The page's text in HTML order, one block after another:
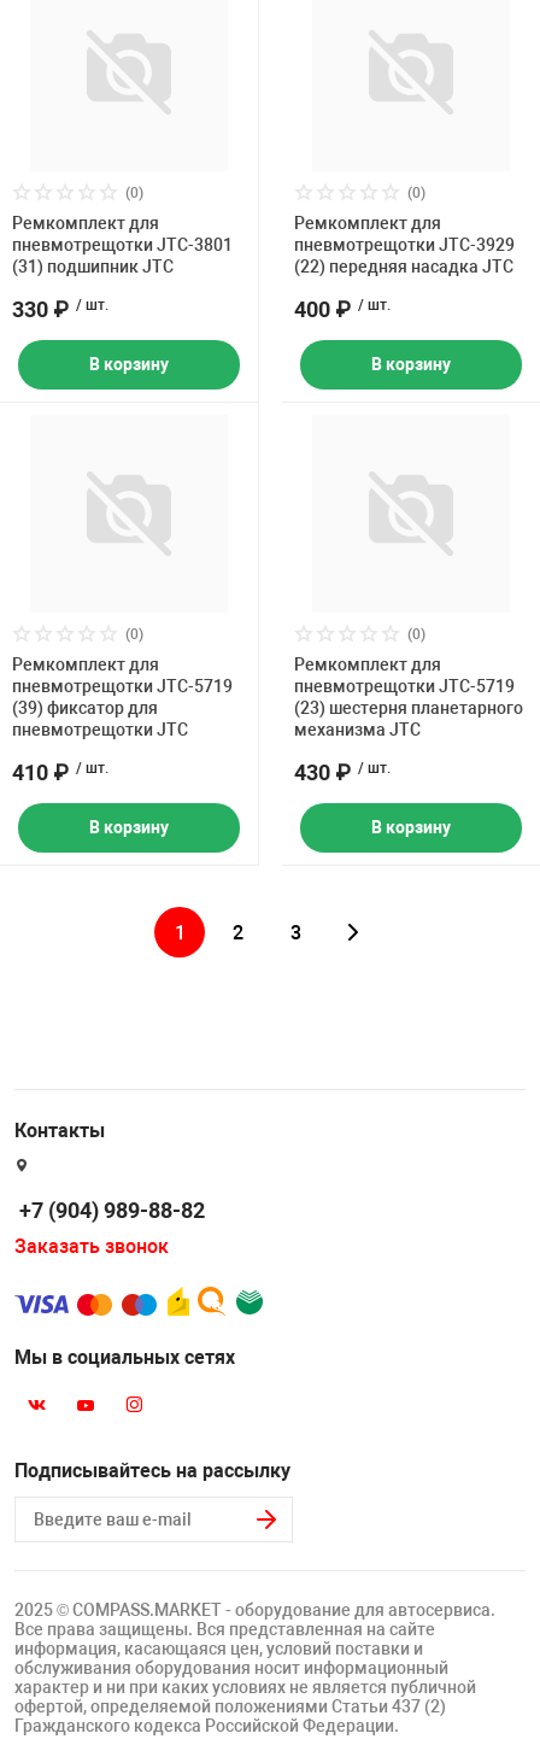
(0)
Ремкомплект для
пневмотрещотки JTC-3801
(31) подшипник JTC
330 ₽ / шт.
В корзину
(0)
Ремкомплект для
пневмотрещотки JTC-3929
(22) передняя насадка JTC
400 ₽ / шт.
В корзину
(0)
Ремкомплект для
пневмотрещотки JTC-5719
(39) фиксатор для
пневмотрещотки JTC
410 ₽ / шт.
В корзину
(0)
Ремкомплект для
пневмотрещотки JTC-5719
(23) шестерня планетарного
механизма JTC
430 ₽ / шт.
В корзину
1 2 3
Контакты
+7 (904) 989-88-82
Заказать звонок
Мы в социальных сетях
Подписывайтесь на рассылку
2025 © COMPASS.MARKET - оборудование для автосервиса.
Все права защищены. Вся представленная на сайте
информация, касающаяся цен, условий поставки и
обслуживания оборудования носит информационный
характер и ни при каких условиях не является публичной
офертой, определяемой положениями Статьи 437 (2)
Гражданского кодекса Российской Федерации.